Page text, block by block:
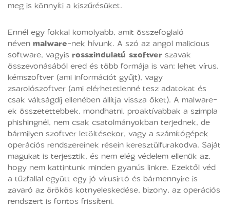
meg is könnyíti a kiszűrésüket.
Ennél egy fokkal komolyabb, amit összefoglaló
névenmalware-nek hívunk. A szó az angol malicious
software, vagyis rosszindulatú szoftverszavak
összevonásából ered és több formája is van: lehet vírus,
kémszoftver (ami információt gyűjt), vagy
zsarolószoftver (ami elérhetetlenné tesz adatokat és
csak váltságdíj ellenében állítja vissza őket). A malware-
ek összetettebbek, mondhatni, proaktívabbak a szimpla
phishingnél, nem csak csatolmányokban terjednek, de
bármilyen szoftver letöltésekor, vagy a számítógépek
operációs rendszereinek résein keresztülfurakodva. Saját
magukat is terjesztik, és nem elég védelem ellenük az,
hogy nem kattintunk minden gyanús linkre. Ezektől véd
a tűzfallal együtt egy jó vírusirtó és bármennyire is
zavaró az örökös kotnyeleskedése, bizony, az operációs
rendszert is fontos frissíteni.